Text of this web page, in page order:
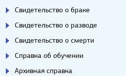
Свидетельство о браке
Свидетельство о разводе
Свидетельство о смерти
Справка об обучении
Архивная справка